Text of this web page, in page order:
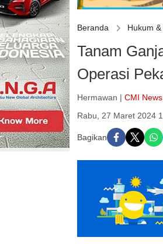
Beranda Hukum
Tanam
Operasi
Hermawan | CMI News
Rabu, 27 Maret 2024
Bagikan